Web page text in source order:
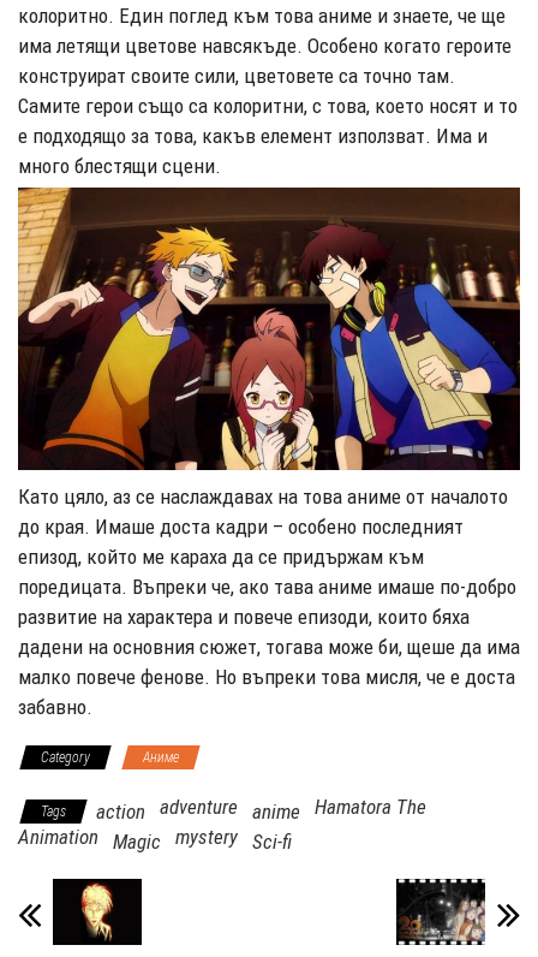
колоритно. Един поглед към това аниме и знаете, че ще
има летящи цветове навсякъде. Особено когато героите
конструират своите сили, цветовете са точно там.
Самите герои също са колоритни, с това, което носят и то
е подходящо за това, какъв елемент използват. Има и
много блестящи сцени.
Като цяло, аз се наслаждавах на това аниме от началото
до края. Имаше доста кадри – особено последният
епизод, който ме караха да се придържам към
поредицата. Въпреки че, ако тава аниме имаше по-добро
развитие на характера и повече епизоди, които бяха
дадени на основния сюжет, тогава може би, щеше да има
малко повече фенове. Но въпреки това мисля, че е доста
забавно.
Category Аниме
Tags action adventure anime
Hamatora The
Animation
Magic mystery Sci-fi